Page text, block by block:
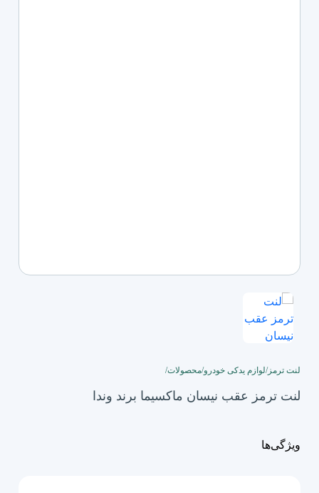
لنت ترمز/لوازم یدکی خودرو/محصولات/
لنت ترمز عقب نیسان ماکسیما برند وندا
ویژگی‌ها